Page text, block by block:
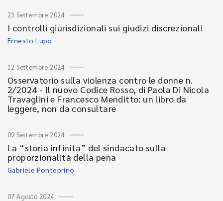
23 Settembre 2024
I controlli giurisdizionali sui giudizi discrezionali
Ernesto Lupo
12 Settembre 2024
Osservatorio sulla violenza contro le donne n.
2/2024 - Il nuovo Codice Rosso, di Paola Di Nicola
Travaglini e Francesco Menditto: un libro da
leggere, non da consultare
09 Settembre 2024
La “storia infinita” del sindacato sulla
proporzionalità della pena
Gabriele Ponteprino
07 Agosto 2024